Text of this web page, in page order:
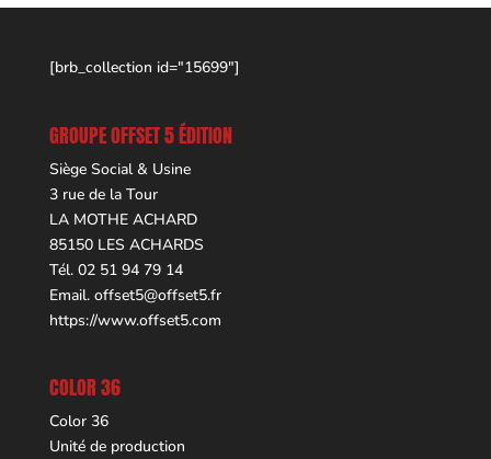
[brb_collection id="15699"]
GROUPE OFFSET 5 ÉDITION
Siège Social & Usine
3 rue de la Tour
LA MOTHE ACHARD
85150 LES ACHARDS
Tél. 02 51 94 79 14
Email. offset5@offset5.fr
https://www.offset5.com
COLOR 36
Color 36
Unité de production